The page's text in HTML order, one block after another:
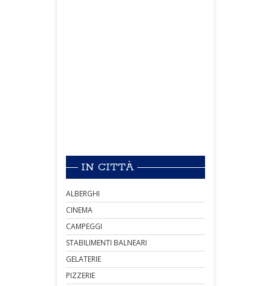
IN CITTÀ
ALBERGHI
CINEMA
CAMPEGGI
STABILIMENTI BALNEARI
GELATERIE
PIZZERIE